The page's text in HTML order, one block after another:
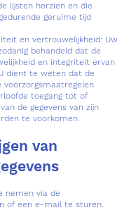
lijsten herzien en die
geruime tijd
en vertrouwelijkheid: Uw
behandeld dat de
en integriteit ervan
dient te weten dat de
voorzorgsmaatregelen
toegang tot of
de gegevens van zijn
te voorkomen.
van
nemen via de
of een e-mail te sturen.